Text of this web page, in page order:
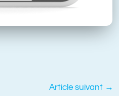
Article suivant →